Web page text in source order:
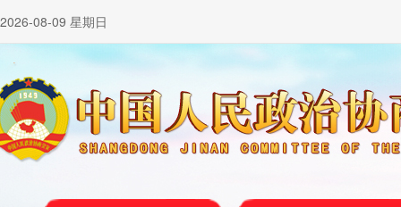
2026-08-09 星期日